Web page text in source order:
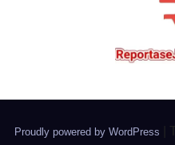
Proudly powered by WordPress